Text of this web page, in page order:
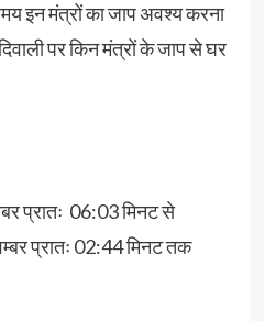
इन मंत्रों का जाप अवश्य करना
पर किन मंत्रों के जाप से घर
प्रातः 06:03 मिनट से
प्रातः 02:44 मिनट तक